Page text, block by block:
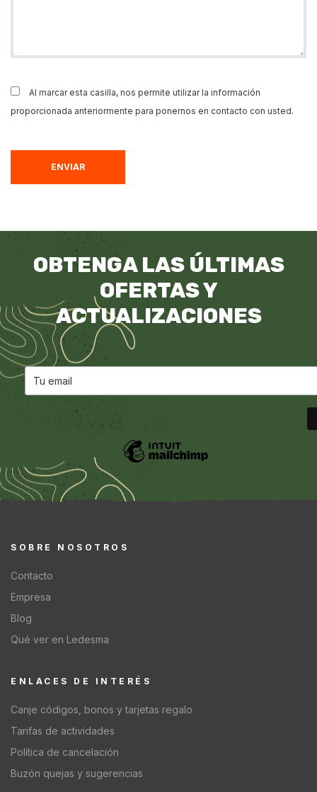
Al marcar esta casilla, nos permite utilizar la información
proporcionada anteriormente para ponernos en contacto con usted.
ENVIAR
OBTENGA LAS ÚLTIMAS
OFERTAS Y
ACTUALIZACIONES
SOBRE NOSOTROS
Contacto
Empresa
Blog
Qué ver en Ledesma
ENLACES DE INTERÉS
Canje códigos, bonos y tarjetas regalo
Tarifas de actividades
Política de cancelación
Buzón quejas y sugerencias